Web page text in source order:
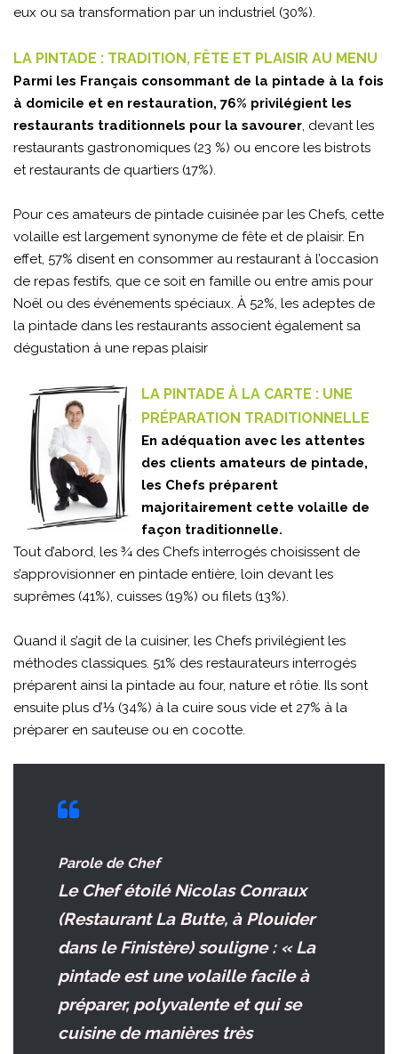
eux ou sa transformation par un industriel (30%).
LA PINTADE : TRADITION, FÊTE ET PLAISIR AU MENU
Parmi les Français consommant de la pintade à la fois
à domicile et en restauration, 76% privilégient les
restaurants traditionnels pour la savourer, devant les
restaurants gastronomiques (23 %) ou encore les bistrots
et restaurants de quartiers (17%).
Pour ces amateurs de pintade cuisinée par les Chefs, cette
volaille est largement synonyme de fête et de plaisir. En
effet, 57% disent en consommer au restaurant à l’occasion
de repas festifs, que ce soit en famille ou entre amis pour
Noël ou des événements spéciaux. À 52%, les adeptes de
la pintade dans les restaurants associent également sa
dégustation à une repas plaisir
LA PINTADE À LA CARTE : UNE
PRÉPARATION TRADITIONNELLE
En adéquation avec les attentes
des clients amateurs de pintade,
les Chefs préparent
majoritairement cette volaille de
façon traditionnelle.
Tout d’abord, les ¾ des Chefs interrogés choisissent de
s’approvisionner en pintade entière, loin devant les
suprêmes (41%), cuisses (19%) ou filets (13%).
Quand il s’agit de la cuisiner, les Chefs privilégient les
méthodes classiques. 51% des restaurateurs interrogés
préparent ainsi la pintade au four, nature et rôtie. Ils sont
ensuite plus d’⅓ (34%) à la cuire sous vide et 27% à la
préparer en sauteuse ou en cocotte.
Parole de Chef
Le Chef étoilé Nicolas Conraux
(Restaurant La Butte, à Plouider
dans le Finistère) souligne : « La
pintade est une volaille facile à
préparer, polyvalente et qui se
cuisine de manières très